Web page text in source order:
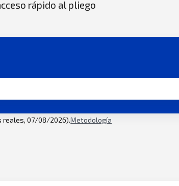
rápido al pliego
reales, 07/08/2026).Metodología